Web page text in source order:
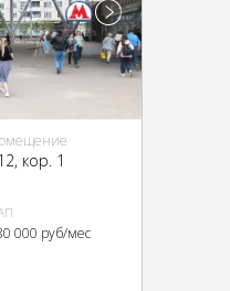
кор. 1
000 руб/мес